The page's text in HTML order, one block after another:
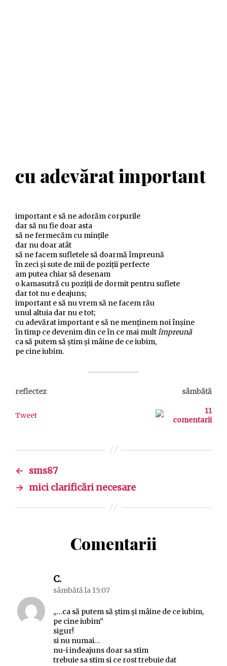
cu adevărat important
important e să ne adorăm corpurile
dar să nu fie doar asta
să ne fermecăm cu mințile
dar nu doar atât
să ne facem sufletele să doarmă împreună
în zeci și sute de mii de poziții perfecte
am putea chiar să desenam
o kamasutră cu poziții de dormit pentru suflete
dar tot nu e deajuns;
important e să nu vrem să ne facem rău
unul altuia dar nu e tot;
cu adevărat important e să ne menținem noi înșine
în timp ce devenim din ce în ce mai multîmpreună
ca să putem să știm și mâine de ce iubim,
pe cine iubim.
reflectez sâmbătă
Tweet
11
comentarii
← sms87
→ mici clarificări necesare
Comentarii
C.spune:
sâmbătă la 15:07
„…ca să putem să știm și mâine de ce iubim,
pe cine iubim”
sigur!
si nu numai…
nu-i indeajuns doar sa stim
trebuie sa stim si ce rost trebuie dat